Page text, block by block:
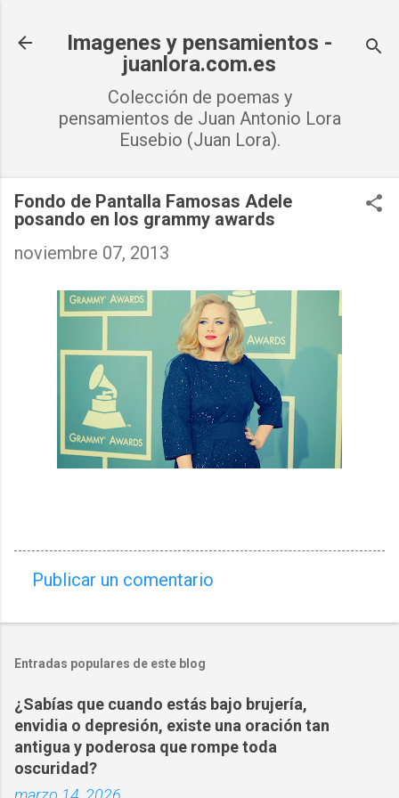
Imagenes y pensamientos -
juanlora.com.es
Colección de poemas y
pensamientos de Juan Antonio Lora
Eusebio (Juan Lora).
Fondo de Pantalla Famosas Adele
posando en los grammy awards
noviembre 07, 2013
o
e
n
t
a
r
Publicar un comentario
Entradas populares de este blog
¿Sabías que cuando estás bajo brujería,
envidia o depresión, existe una oración tan
antigua y poderosa que rompe toda
oscuridad?